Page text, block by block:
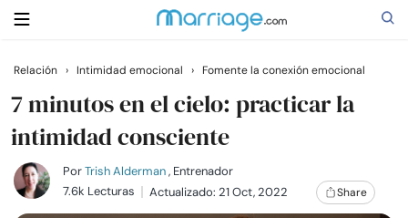
Buscar
Casarse
Relación › Intimidad emocional › Fomente la conexión emocional
7 minutos en el cielo: practicar la
intimidad consciente
PorTrish Alderman, Entrenador
7.6k Lecturas
Actualizado: 21 Oct, 2022 Share